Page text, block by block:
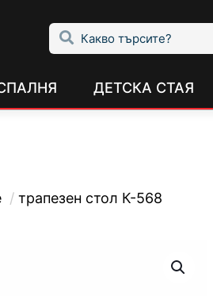
ДЕТСКА СТАЯ
/ трапезен стол К-568